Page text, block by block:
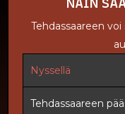
NÄIN
Tehdassaareen voi
Nyssellä
Tehdassaareen